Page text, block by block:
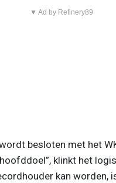
▼ Ad by Refinery89
besloten met het
klinkt het
kan worden,